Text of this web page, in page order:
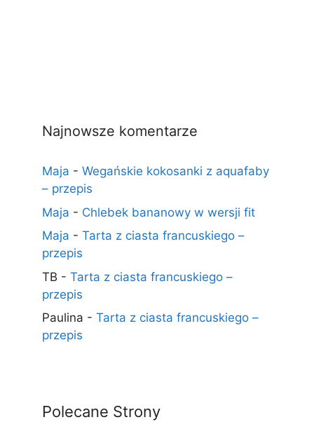
Najnowsze komentarze
Maja - Wegańskie kokosanki z aquafaby
– przepis
Maja - Chlebek bananowy w wersji fit
Maja - Tarta z ciasta francuskiego –
przepis
TB - Tarta z ciasta francuskiego –
przepis
Paulina - Tarta z ciasta francuskiego –
przepis
Polecane Strony